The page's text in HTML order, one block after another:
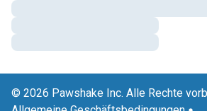
© 2026 Pawshake Inc. Alle Rechte